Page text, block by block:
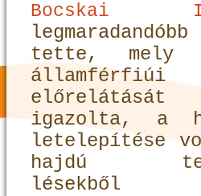
Bocskai
legmaradandóbb
tette, mely
államférfiúi
előrelátását
igazolta, a
letelepítése
hajdú
lésekből